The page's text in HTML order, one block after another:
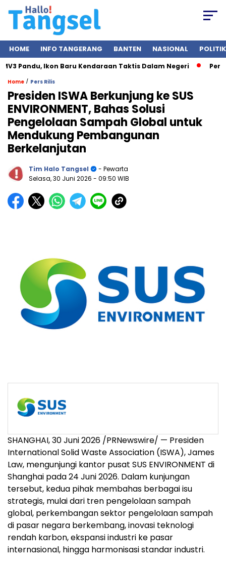
HOME INFO TANGERANG BANTEN NASIONAL POLITIK
Pandu, Ikon Baru Kendaraan Taktis Dalam Negeri
Home / Pers Rilis
Presiden ISWA Berkunjung ke SUS
ENVIRONMENT, Bahas Solusi
Pengelolaan Sampah Global untuk
Mendukung Pembangunan
Berkelanjutan
Tim Halo Tangsel
- Pewarta
Selasa, 30 Juni 2026 - 09:50 WIB
SHANGHAI, 30 Juni 2026 /PRNewswire/ — Presiden
International Solid Waste Association (ISWA), James
Law, mengunjungi kantor pusat SUS ENVIRONMENT di
Shanghai pada 24 Juni 2026. Dalam kunjungan
tersebut, kedua pihak membahas berbagai isu
strategis, mulai dari tren pengelolaan sampah
global, perkembangan sektor pengelolaan sampah
di pasar negara berkembang, inovasi teknologi
rendah karbon, ekspansi industri ke pasar
internasional, hingga harmonisasi standar industri.